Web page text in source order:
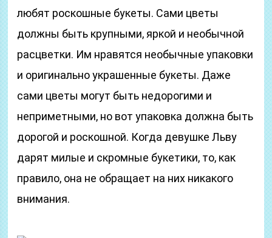
любят роскошные букеты. Сами цветы
должны быть крупными, яркой и необычной
расцветки. Им нравятся необычные упаковки
и оригинально украшенные букеты. Даже
сами цветы могут быть недорогими и
неприметными, но вот упаковка должна быть
дорогой и роскошной. Когда девушке Льву
дарят милые и скромные букетики, то, как
правило, она не обращает на них никакого
внимания.